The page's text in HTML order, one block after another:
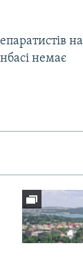
на
немає